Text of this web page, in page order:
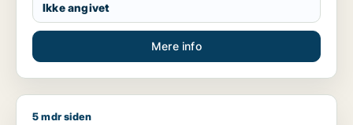
Ikke angivet
Mere info
Christian søger kontor, lager, værksted,
5 mdr siden